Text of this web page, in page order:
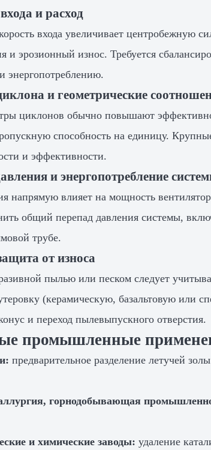
и расход
входа увеличивает центробежную
и эрозионный износ. Требуется
энергопотреблению.
и геометрические
циклонов обычно повышают
способность на единицу.
и эффективности.
и энергопотребление
напрямую влияет на мощность
общий перепад давления системы,
трубе.
от износа
пылью или песком следует
(керамическую, базальтовую или
и переход пылевыпускного отверстия.
промышленные
предварительное разделение летучей
горнодобывающая
и химические заводы: удаление